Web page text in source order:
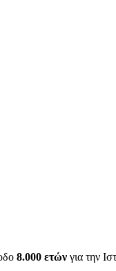
8.000 ετών για την